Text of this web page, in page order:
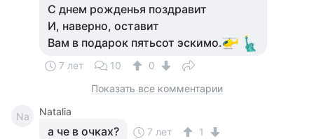
С днем рожденья поздравит
И, наверно, оставит
Вам в подарок пятьсот эскимо.
7 лет 10
0
Показать все комментарии
Na Natalia
а че в очках? 7 лет 1